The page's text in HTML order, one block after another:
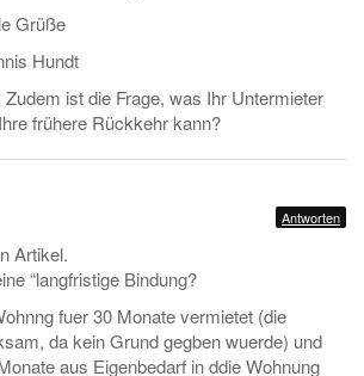
Grüße
Hundt
Zudem ist die Frage, was Ihr Untermieter
frühere Rückkehr kann?
Antworten
Artikel.
“langfristige Bindung?
fuer 30 Monate vermietet (die
da kein Grund gegben wuerde) und
aus Eigenbedarf in ddie Wohnung